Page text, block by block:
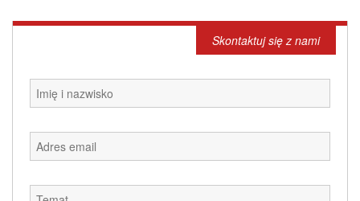
Skontaktuj się z nami